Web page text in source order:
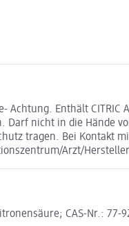
Achtung. Enthält
Darf nicht in die Hände
tragen. Bei Kontakt
Arzt/
CAS-Nr.: 77-